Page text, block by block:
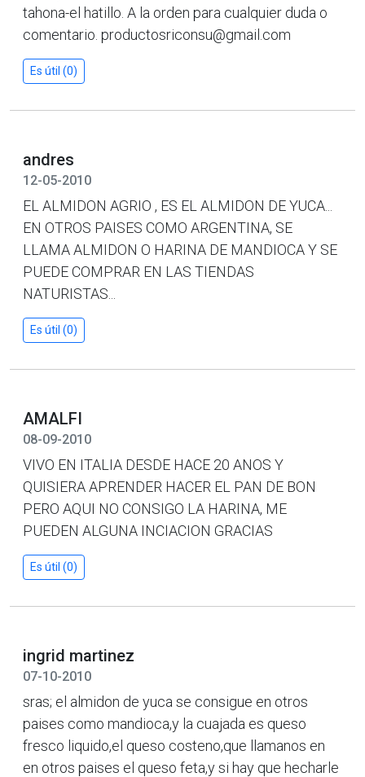
tahona-el hatillo. A la orden para cualquier duda o
comentario. productosriconsu@gmail.com
Es útil (0)
andres
12-05-2010
EL ALMIDON AGRIO , ES EL ALMIDON DE YUCA...
EN OTROS PAISES COMO ARGENTINA, SE
LLAMA ALMIDON O HARINA DE MANDIOCA Y SE
PUEDE COMPRAR EN LAS TIENDAS
NATURISTAS...
Es útil (0)
AMALFI
08-09-2010
VIVO EN ITALIA DESDE HACE 20 ANOS Y
QUISIERA APRENDER HACER EL PAN DE BON
PERO AQUI NO CONSIGO LA HARINA, ME
PUEDEN ALGUNA INCIACION GRACIAS
Es útil (0)
ingrid martinez
07-10-2010
sras; el almidon de yuca se consigue en otros
paises como mandioca,y la cuajada es queso
fresco liquido,el queso costeno,que llamanos en
en otros paises el queso feta,y si hay que hecharle